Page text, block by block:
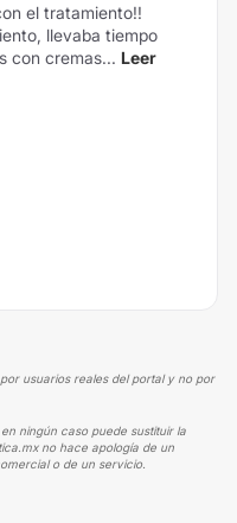
el tratamiento!!
llevaba tiempo
con cremas... Leer
usuarios reales del portal y no por
ningún caso puede sustituir la
no hace apología de un
o de un servicio.